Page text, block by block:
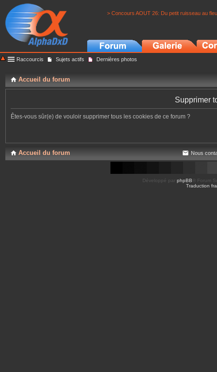
> Concours AOUT 26: Du petit ruisseau au
Raccourcis Sujets actifs Dernières photos
Accueil du forum
Supprimer
Êtes-vous sûr(e) de vouloir supprimer tous les cookies de ce forum ?
Accueil du forum Nous
Développé par phpBB ® Forum
Traduction